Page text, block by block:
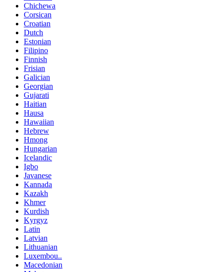
Chichewa
Corsican
Croatian
Dutch
Estonian
Filipino
Finnish
Frisian
Galician
Georgian
Gujarati
Haitian
Hausa
Hawaiian
Hebrew
Hmong
Hungarian
Icelandic
Igbo
Javanese
Kannada
Kazakh
Khmer
Kurdish
Kyrgyz
Latin
Latvian
Lithuanian
Luxembou..
Macedonian